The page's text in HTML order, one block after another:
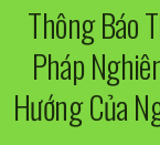
Thông Báo
Pháp
Hướng Của